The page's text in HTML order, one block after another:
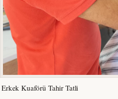
Erkek Kuaförü Tahir Tatli